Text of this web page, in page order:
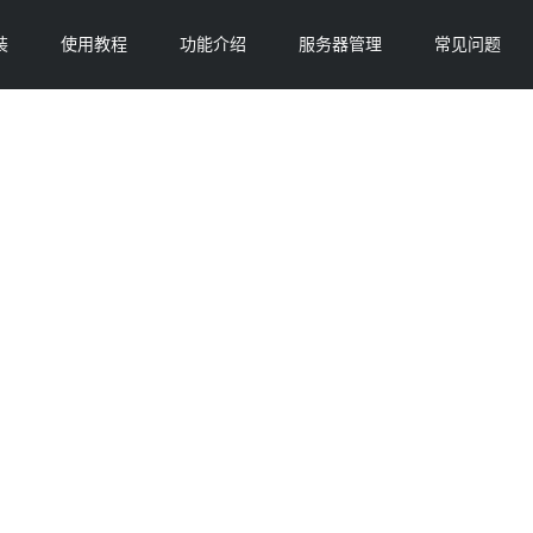
使用教程 功能介绍 服务器管理 常见问题